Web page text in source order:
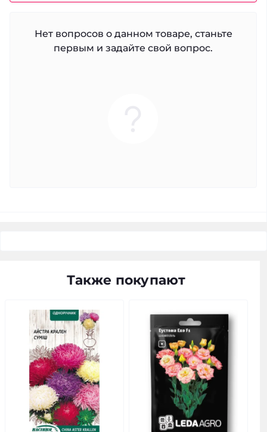
Нет вопросов о данном товаре, станьте
первым и задайте свой вопрос.
Также покупают